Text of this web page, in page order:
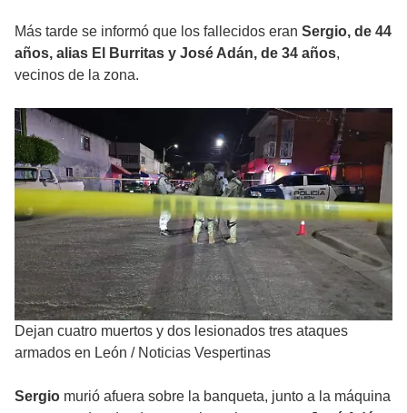
Más tarde se informó que los fallecidos eran Sergio, de 44
años, alias El Burritas y José Adán, de 34 años,
vecinos de la zona.
Dejan cuatro muertos y dos lesionados tres ataques
armados en León / Noticias Vespertinas
Sergio murió afuera sobre la banqueta, junto a la máquina